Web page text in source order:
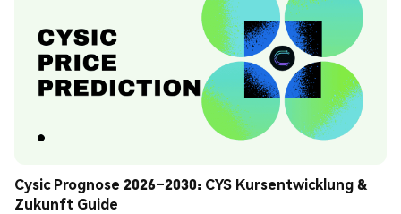
Cysic Prognose 2026–2030: CYS Kursentwicklung &
Zukunft Guide